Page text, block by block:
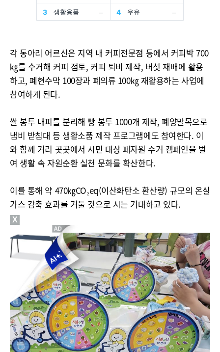
각 동아리 어르신은 지역 내 커피전문점 등에서 커피박 700
㎏를 수거해 커피 점토, 커피 퇴비 제작, 버섯 재배에 활용
하고, 폐현수막 100장과 폐의류 100㎏ 재활용하는 사업에
참여하게 된다.
쌀 봉투 내피를 분리해 빵 봉투 1000개 제작, 폐양말목으로
냄비 받침대 등 생활소품 제작 프로그램에도 참여한다. 이
와 함께 거리 곳곳에서 시민 대상 폐자원 수거 캠페인을 벌
여 생활 속 자원순환 실천 문화를 확산한다.
이를 통해 약 470㎏CO₂eq(이산화탄소 환산량) 규모의 온실
가스 감축 효과를 거둘 것으로 시는 기대하고 있다.
X